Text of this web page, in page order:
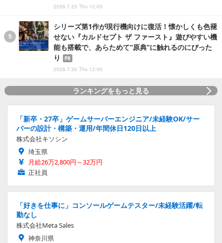
2026.7.23 Thu 12:05
シリーズ第1作が現行機向けに復活！懐かしくも色褪
せない『カルドセプト ザ ファースト』遊びやすい機
能も搭載で、あらためて“原典”に触れるのにぴった
り
PR
2026.7.30 Thu 12:00
ランキングをもっと見る
「新卒・27卒」ゲームサーバーエンジニア/未経験OK/サー
バーの設計・構築・運用/年間休日120日以上
株式会社キソシン
埼玉県
月給26万2,800円～32万円
正社員
「好きを仕事に」コンソールゲームテスター/未経験活躍/転
勤なし
株式会社Meta Sales
神奈川県